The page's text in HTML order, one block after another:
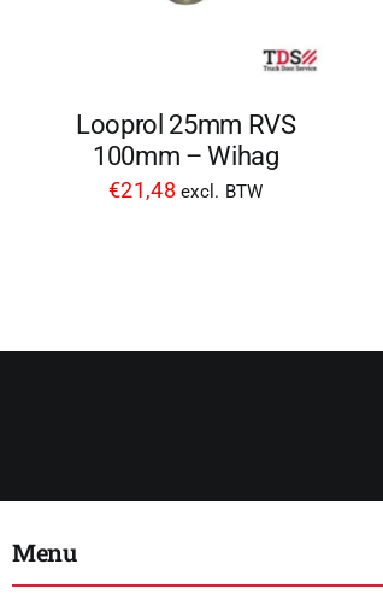
Looprol 25mm RVS
100mm – Wihag
€21,48 excl. BTW
Menu